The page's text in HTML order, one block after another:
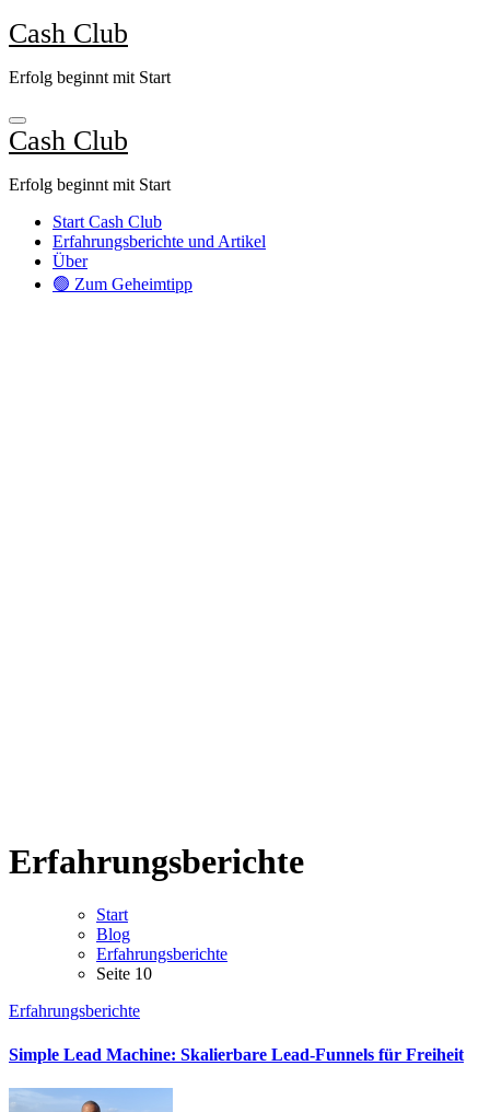
Zum
Inhalt
Cash Club
Erfolg beginnt mit Start
Cash Club
Erfolg beginnt mit Start
Start Cash Club
Erfahrungsberichte und Artikel
Über
🟢 Zum Geheimtipp
Erfahrungsberichte
Start
Blog
Erfahrungsberichte
Seite 10
Erfahrungsberichte
Simple Lead Machine: Skalierbare Lead-Funnels für Freiheit